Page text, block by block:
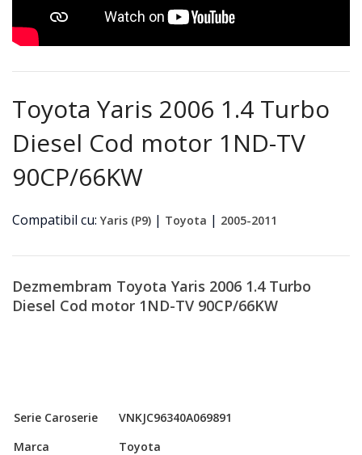
Toyota Yaris 2006 1.4 Turbo
Diesel Cod motor 1ND-TV
90CP/66KW
Compatibil cu: Yaris (P9) | Toyota | 2005-2011
Dezmembram Toyota Yaris 2006 1.4 Turbo
Diesel Cod motor 1ND-TV 90CP/66KW
Serie Caroserie
VNKJC96340A069891
Marca
Toyota